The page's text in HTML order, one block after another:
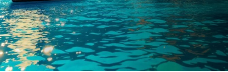
développement économique et culturel des civilisations
riveraines. Les principaux ports méditerranéens, tels que
Marseille, Barcelone, Gênes, Athènes ou encore Le
Pirée, constituent des points de départ stratégiques
pour les itinéraires maritimes reliant l'Europe, l'Afrique
du Nord...